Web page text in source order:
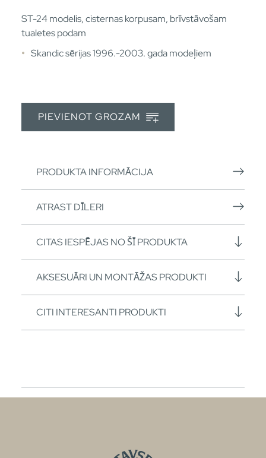
ST-24 modelis, cisternas korpusam, brīvstāvošam
tualetes podam
Skandic sērijas 1996.-2003. gada modeļiem
PIEVIENOT GROZAM
PRODUKTA INFORMĀCIJA
ATRAST DĪLERI
CITAS IESPĒJAS NO ŠĪ PRODUKTA
AKSESUĀRI UN MONTĀŽAS PRODUKTI
CITI INTERESANTI PRODUKTI